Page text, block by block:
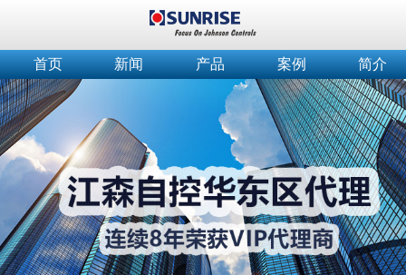
首页 新闻 产品 案例 简介